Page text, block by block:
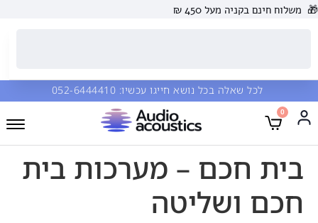
🎁 משלוח חינם בקניה מעל 450 ₪
לכל שאלה בכל נושא חייגו עכשיו:
0
בית חכם – מערכות בית
חכם ושליטה